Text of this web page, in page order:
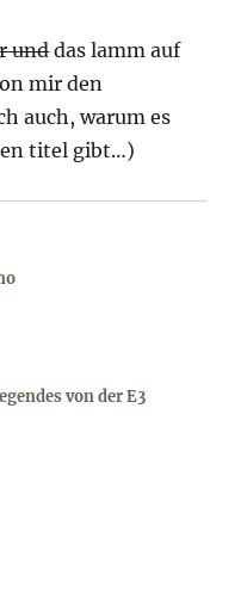
unddas lamm auf
mir den
auch, warum es
titel gibt…)
von der E3